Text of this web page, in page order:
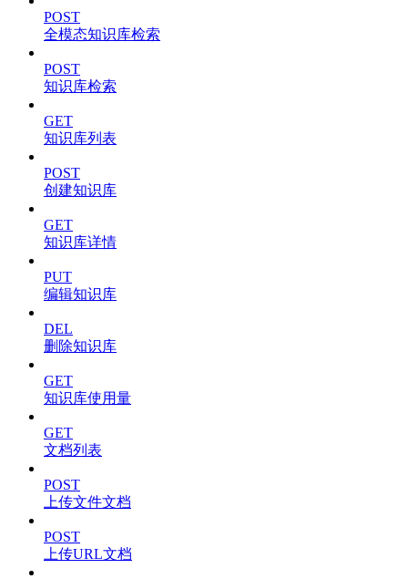
POST
全模态知识库检索
POST
知识库检索
GET
知识库列表
POST
创建知识库
GET
知识库详情
PUT
编辑知识库
DEL
删除知识库
GET
知识库使用量
GET
文档列表
POST
上传文件文档
POST
上传URL文档